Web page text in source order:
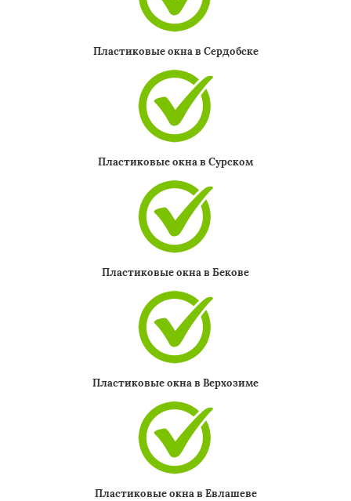
Пластиковые окна в Сердобске
Пластиковые окна в Сурском
Пластиковые окна в Бекове
Пластиковые окна в Верхозиме
Пластиковые окна в Евлашеве
Даю согласие на обработку персональных данных